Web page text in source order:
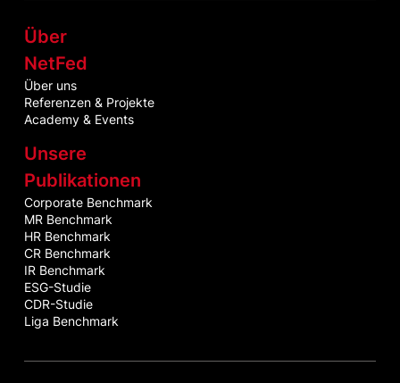
Über
NetFed
Über uns
Referenzen & Projekte
Academy & Events
Unsere
Publikationen
Corporate Benchmark
MR Benchmark
HR Benchmark
CR Benchmark
IR Benchmark
ESG-Studie
CDR-Studie
Liga Benchmark